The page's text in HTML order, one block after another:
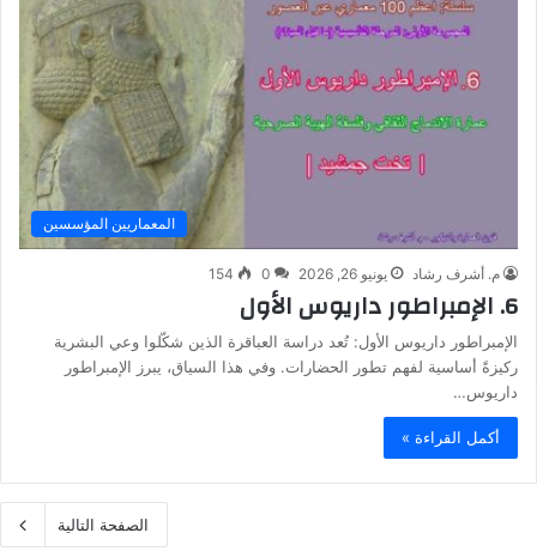
المعماريين المؤسسين
م. أشرف رشاد يونيو 26, 2026 0
154
6. الإمبراطور داريوس الأول
الإمبراطور داريوس الأول: تُعد دراسة العباقرة الذين شكّلوا وعي البشرية
ركيزةً أساسية لفهم تطور الحضارات. وفي هذا السياق، يبرز الإمبراطور
داريوس…
أكمل القراءة »
الصفحة التالية